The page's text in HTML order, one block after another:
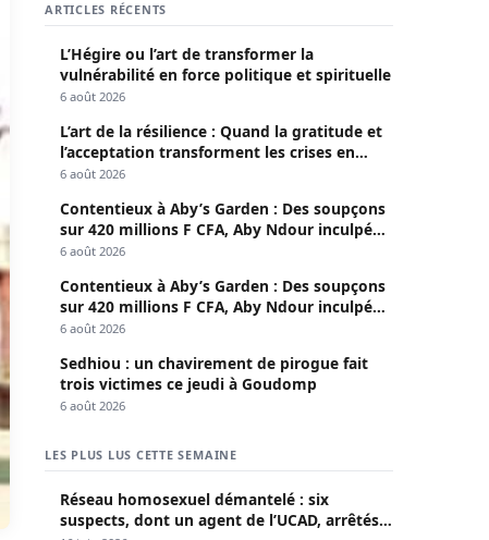
ARTICLES RÉCENTS
L’Hégire ou l’art de transformer la
vulnérabilité en force politique et spirituelle
6 août 2026
L’art de la résilience : Quand la gratitude et
l’acceptation transforment les crises en
opportunités
6 août 2026
Contentieux à Aby’s Garden : Des soupçons
sur 420 millions F CFA, Aby Ndour inculpée
pour abus de biens sociaux
6 août 2026
Contentieux à Aby’s Garden : Des soupçons
sur 420 millions F CFA, Aby Ndour inculpée
pour abus de biens sociaux
6 août 2026
Sedhiou : un chavirement de pirogue fait
trois victimes ce jeudi à Goudomp
6 août 2026
LES PLUS LUS CETTE SEMAINE
Réseau homosexuel démantelé : six
suspects, dont un agent de l’UCAD, arrêtés à